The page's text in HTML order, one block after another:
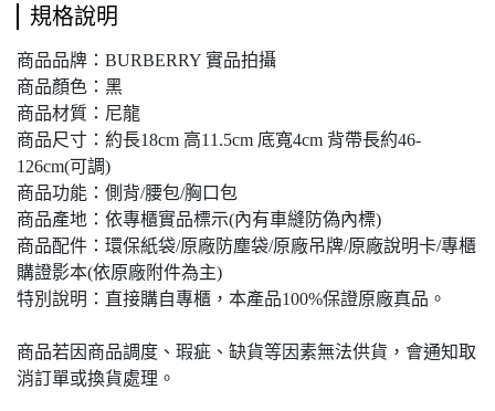
規格說明
商品品牌：BURBERRY 實品拍攝
商品顏色：黑
商品材質：尼龍
商品尺寸：約長18cm 高11.5cm 底寬4cm 背帶長約46-
126cm(可調)
商品功能：側背/腰包/胸口包
商品產地：依專櫃實品標示(內有車縫防偽內標)
商品配件：環保紙袋/原廠防塵袋/原廠吊牌/原廠說明卡/專櫃
購證影本(依原廠附件為主)
特別說明：直接購自專櫃，本產品100%保證原廠真品。
商品若因商品調度、瑕疵、缺貨等因素無法供貨，會通知取
消訂單或換貨處理。